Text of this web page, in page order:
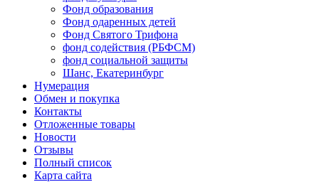
Фонд образования
Фонд одаренных детей
Фонд Святого Трифона
фонд содействия (РБФСМ)
фонд социальной защиты
Шанс, Екатеринбург
Нумерация
Обмен и покупка
Контакты
Отложенные товары
Новости
Отзывы
Полный список
Карта сайта